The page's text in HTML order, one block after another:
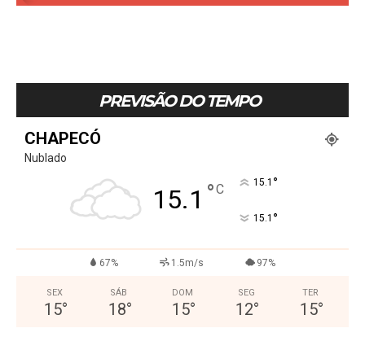
PREVISÃO DO TEMPO
CHAPECÓ
Nublado
15.1 °C 15.1 °
15.1 °
67% 1.5m/s 97%
SEX
15°
SÁB
18°
DOM
15°
SEG
12°
TER
15°